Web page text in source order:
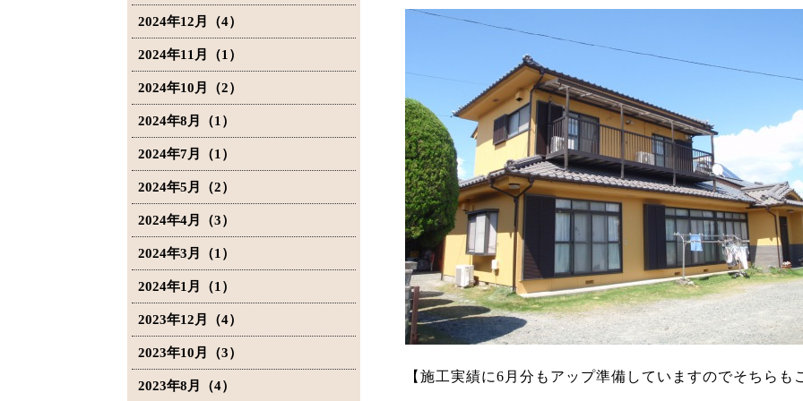
2024年12月（4）
2024年11月（1）
2024年10月（2）
2024年8月（1）
2024年7月（1）
2024年5月（2）
2024年4月（3）
2024年3月（1）
2024年1月（1）
2023年12月（4）
2023年10月（3）
2023年8月（4）
【施工実績に6月分もアップ準備していますのでそちらも